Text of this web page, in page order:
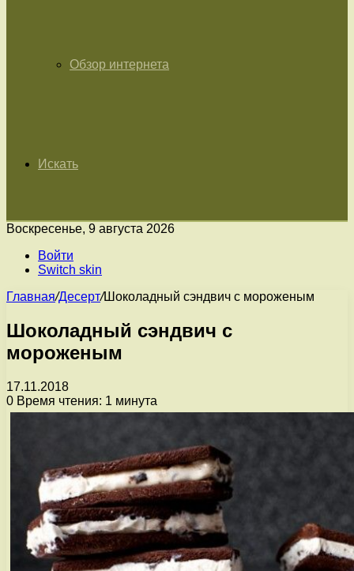
Обзор интернета
Искать
Воскресенье, 9 августа 2026
Войти
Switch skin
Главная/Десерт/Шоколадный сэндвич с мороженым
Шоколадный сэндвич с
мороженым
17.11.2018
0 Время чтения: 1 минута